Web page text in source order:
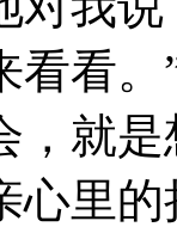
看看
，就
心里